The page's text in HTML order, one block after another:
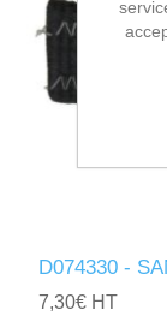
D074330 -
7,30€ HT